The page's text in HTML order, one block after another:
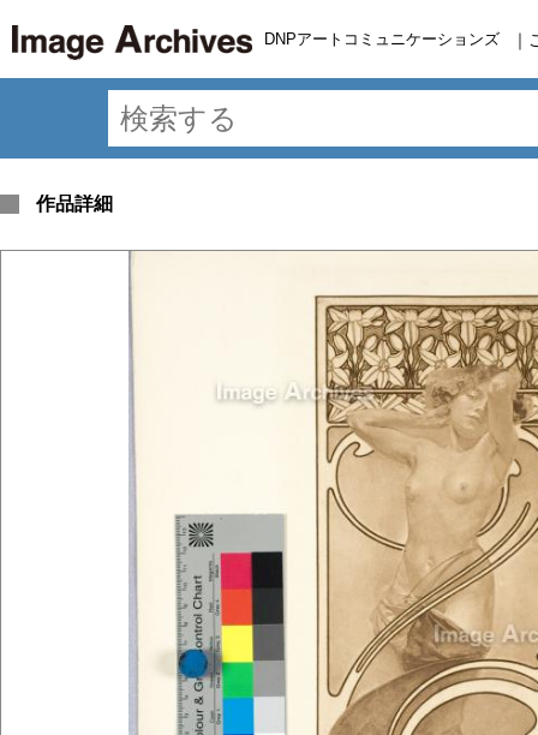
DNPアートコミュニケーションズ ｜
作品詳細